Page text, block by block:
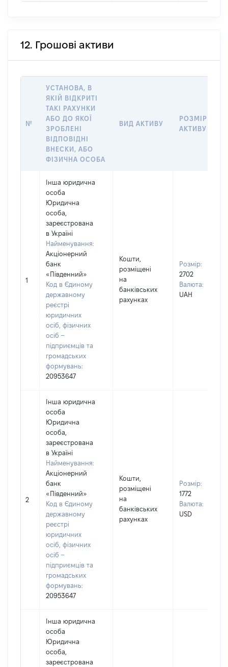
12. Грошові активи
№
УСТАНОВА, В
ЯКІЙ ВІДКРИТІ
ТАКІ РАХУНКИ
АБО ДО ЯКОЇ
ЗРОБЛЕНІ
ВІДПОВІДНІ
ВНЕСКИ, АБО
ФІЗИЧНА ОСОБА
ВИД АКТИВУ
РОЗМІР
АКТИВУ
1
Інша юридична
особа
Юридична
особа,
зареєстрована
в Україні
Найменування:
Акціонерний
банк
«Південний»
Код в Єдиному
державному
реєстрі
юридичних
осіб, фізичних
осіб –
підприємців та
громадських
формувань:
20953647
Кошти,
розміщені
на
банківських
рахунках
Розмір:
2702
Валюта:
UAH
2
Інша юридична
особа
Юридична
особа,
зареєстрована
в Україні
Найменування:
Акціонерний
банк
«Південний»
Код в Єдиному
державному
реєстрі
юридичних
осіб, фізичних
осіб –
підприємців та
громадських
формувань:
20953647
Кошти,
розміщені
на
банківських
рахунках
Розмір:
1772
Валюта:
USD
Інша юридична
особа
Юридична
особа,
зареєстрована